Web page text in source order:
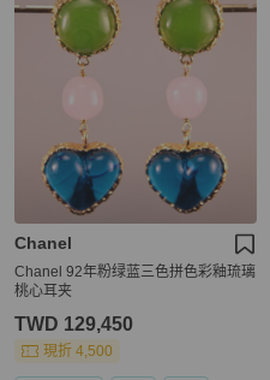
Chanel
Chanel 92年粉绿蓝三色拼色彩釉琉璃
桃心耳夹
TWD 129,450
現折 4,500